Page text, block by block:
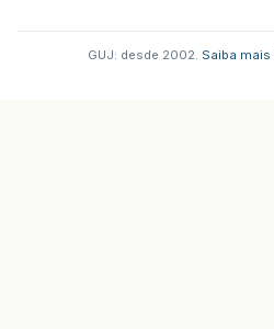
GUJ: desde 2002. Saiba mais